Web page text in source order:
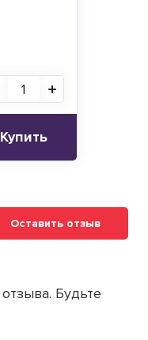
Купить
Оставить отзыв
Будьте